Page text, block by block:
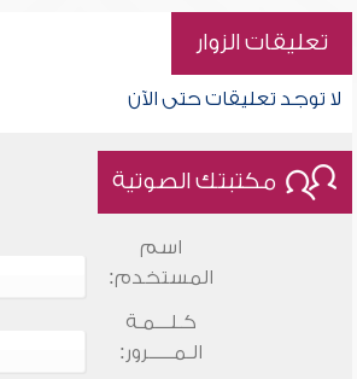
تعليقات الزوار
لا توجد تعليقات حتى الآن
مكتبتك الصوتية
اسم
المستخدم:
كـلـــمـة
الـمـــــرور: